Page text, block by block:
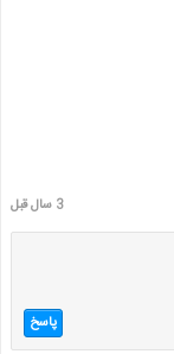
3 سال قبل
پاسخ